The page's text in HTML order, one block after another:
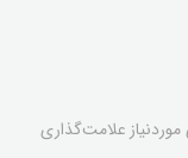
علامت‌گذاری